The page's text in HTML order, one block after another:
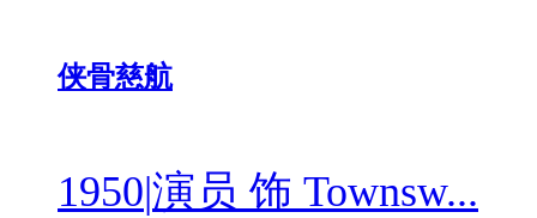
侠骨慈航
1950|演员 饰 Townsw...